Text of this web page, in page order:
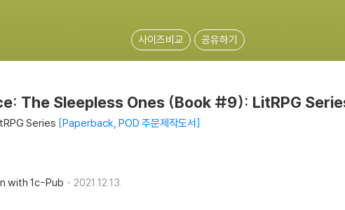
사이즈비교 공유하기
The Sleepless Ones (Book #9): LitRPG
Series Paperback, POD 주문제작도서
with 1c-Pub
2021.12.13.